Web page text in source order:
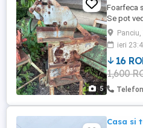
5
Foarfeca
Se pot
sunatia nr
ieri
16
1,600
Casa si